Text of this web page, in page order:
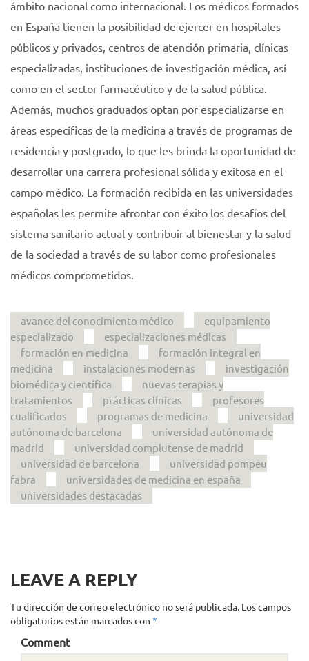
ámbito nacional como internacional. Los médicos formados
en España tienen la posibilidad de ejercer en hospitales
públicos y privados, centros de atención primaria, clínicas
especializadas, instituciones de investigación médica, así
como en el sector farmacéutico y de la salud pública.
Además, muchos graduados optan por especializarse en
áreas específicas de la medicina a través de programas de
residencia y postgrado, lo que les brinda la oportunidad de
desarrollar una carrera profesional sólida y exitosa en el
campo médico. La formación recibida en las universidades
españolas les permite afrontar con éxito los desafíos del
sistema sanitario actual y contribuir al bienestar y la salud
de la sociedad a través de su labor como profesionales
médicos comprometidos.
avance del conocimiento médico
equipamiento
especializado
especializaciones médicas
formación en medicina
formación integral en
medicina
instalaciones modernas
investigación
biomédica y científica
nuevas terapias y
tratamientos
prácticas clínicas
profesores
cualificados
programas de medicina
universidad
autónoma de barcelona
universidad autónoma de
madrid
universidad complutense de madrid
universidad de barcelona
universidad pompeu
fabra
universidades de medicina en españa
universidades destacadas
LEAVE A REPLY
Tu dirección de correo electrónico no será publicada. Los campos
obligatorios están marcados con *
Comment